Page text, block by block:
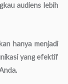
audiens lebih
hanya menjadi
yang efektif